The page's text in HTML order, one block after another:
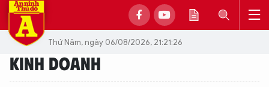
Thứ Năm, ngày 06/08/2026, 21:21:26
KINH DOANH